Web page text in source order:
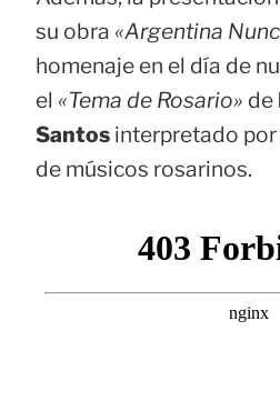
su obra «Argentina
homenaje en el día de
el «Tema de Rosario» de
Santos interpretado
de músicos rosarinos.